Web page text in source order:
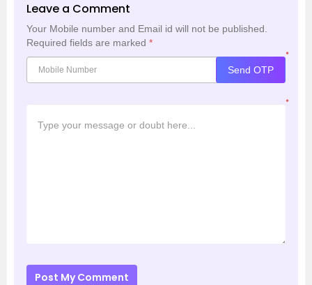
Leave a Comment
Your Mobile number and Email id will not be published.
Required fields are marked *
*
Send OTP
*
Post My Comment